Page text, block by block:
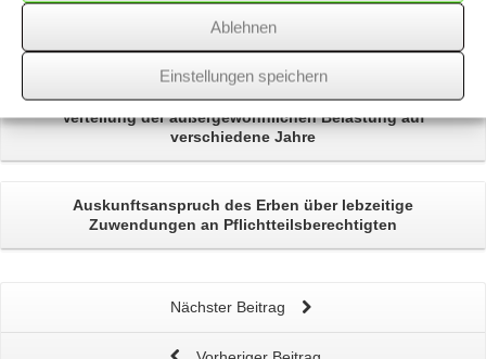
Ablehnen
Einstellungen speichern
Erstattungszinsenwegen unzutreffender
Rechtsanwendung bei der Umsatzbesteuerung von
Bauträgern
Verteilung deraußergewöhnlichen Belastungauf
verschiedene Jahre
Auskunftsanspruch des Erben über lebzeitige
Zuwendungen an Pflichtteilsberechtigten
Nächster Beitrag